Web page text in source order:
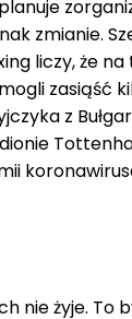
planuje
zmianie.
liczy, że
zasiąść
z
nie żyje. To